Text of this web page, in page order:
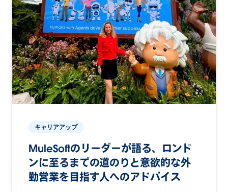
キャリアアップ
MuleSoftのリーダーが語る、ロンド
ンに至るまでの道のりと意欲的な外
勤営業を目指す人へのアドバイス